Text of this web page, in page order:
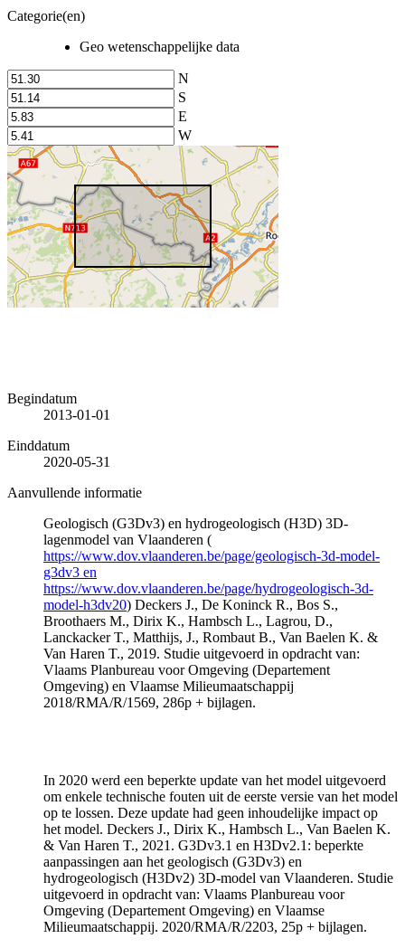
Categorie(en)
Geo wetenschappelijke data
N
S
E
W
Begindatum
2013-01-01
Einddatum
2020-05-31
Aanvullende informatie
Geologisch (G3Dv3) en hydrogeologisch (H3D) 3D-
lagenmodel van Vlaanderen (
https://www.dov.vlaanderen.be/page/geologisch-3d-model-
g3dv3 en
https://www.dov.vlaanderen.be/page/hydrogeologisch-3d-
model-h3dv20) Deckers J., De Koninck R., Bos S.,
Broothaers M., Dirix K., Hambsch L., Lagrou, D.,
Lanckacker T., Matthijs, J., Rombaut B., Van Baelen K. &
Van Haren T., 2019. Studie uitgevoerd in opdracht van:
Vlaams Planbureau voor Omgeving (Departement
Omgeving) en Vlaamse Milieumaatschappij
2018/RMA/R/1569, 286p + bijlagen.
In 2020 werd een beperkte update van het model uitgevoerd
om enkele technische fouten uit de eerste versie van het model
op te lossen. Deze update had geen inhoudelijke impact op
het model. Deckers J., Dirix K., Hambsch L., Van Baelen K.
& Van Haren T., 2021. G3Dv3.1 en H3Dv2.1: beperkte
aanpassingen aan het geologisch (G3Dv3) en
hydrogeologisch (H3Dv2) 3D-model van Vlaanderen. Studie
uitgevoerd in opdracht van: Vlaams Planbureau voor
Omgeving (Departement Omgeving) en Vlaamse
Milieumaatschappij. 2020/RMA/R/2203, 25p + bijlagen.